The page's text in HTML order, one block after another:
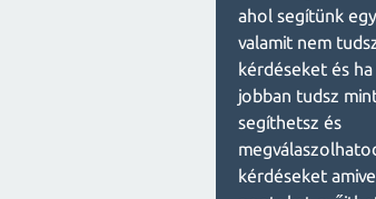
ahol segítünk
valamit nem
kérdéseket és
jobban tudsz
segíthetsz és
kérdéseket